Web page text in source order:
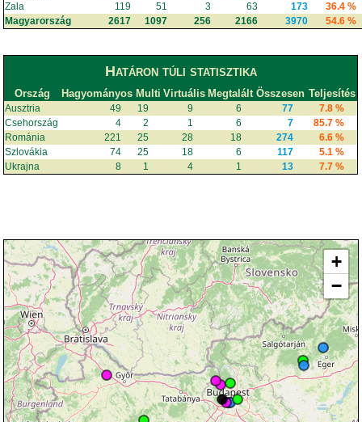
Zala
119 51 3 63 173
36.4 %
Magyarország
2617 1097 256 2166 3970 54.6 %
Határon túli statisztika
Ország Hagyományos Multi Virtuális Megtalált Összesen Teljesítés
Ausztria 49 19 9 6 77
7.8 %
Csehország
4 2 1 6 7
85.7 %
Románia
221 25 28 18 274
6.6 %
Szlovákia
74 25 18 6 117
5.1 %
Ukrajna
8 1 4 1 13 7.7 %
+
−